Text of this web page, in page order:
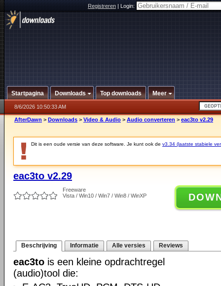
Registreren|Login:
Startpagina Downloads Top downloads Meer
8/6/2026 10:50:33 AM
AfterDawn > Downloads > Video & Audio > Audio converteren > eac3to v2.29
Dit is een oude versie van deze software. Je kunt ook de v3.34 (laatste stabiele
eac3to v2.29
Freeware
Vista / Win10 / Win7 / Win8 / WinXP
Beschrijving Informatie Alle versies Reviews
eac3to is een kleine opdrachtregel
(audio)tool die: